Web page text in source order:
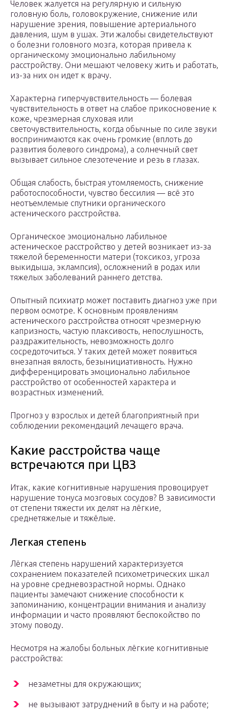
Человек жалуется на регулярную и сильную
головную боль, головокружение, снижение или
нарушение зрения, повышение артериального
давления, шум в ушах. Эти жалобы свидетельствуют
о болезни головного мозга, которая привела к
органическому эмоционально лабильному
расстройству. Они мешают человеку жить и работать,
из-за них он идет к врачу.
Характерна гиперчувствительность — болевая
чувствительность в ответ на слабое прикосновение к
коже, чрезмерная слуховая или
светочувствительность, когда обычные по силе звуки
воспринимаются как очень громкие (вплоть до
развития болевого синдрома), а солнечный свет
вызывает сильное слезотечение и резь в глазах.
Общая слабость, быстрая утомляемость, снижение
работоспособности, чувство бессилия — всё это
неотъемлемые спутники органического
астенического расстройства.
Органическое эмоционально лабильное
астеническое расстройство у детей возникает из-за
тяжелой беременности матери (токсикоз, угроза
выкидыша, эклампсия), осложнений в родах или
тяжелых заболеваний раннего детства.
Опытный психиатр может поставить диагноз уже при
первом осмотре. К основным проявлениям
астенического расстройства относят чрезмерную
капризность, частую плаксивость, непослушность,
раздражительность, невозможность долго
сосредоточиться. У таких детей может появиться
внезапная вялость, безынициативность. Нужно
дифференцировать эмоционально лабильное
расстройство от особенностей характера и
возрастных изменений.
Прогноз у взрослых и детей благоприятный при
соблюдении рекомендаций лечащего врача.
Какие расстройства чаще
встречаются при ЦВЗ
Итак, какие когнитивные нарушения провоцирует
нарушение тонуса мозговых сосудов? В зависимости
от степени тяжести их делят на лёгкие,
среднетяжелые и тяжёлые.
Легкая степень
Лёгкая степень нарушений характеризуется
сохранением показателей психометрических шкал
на уровне средневозрастной нормы. Однако
пациенты замечают снижение способности к
запоминанию, концентрации внимания и анализу
информации и часто проявляют беспокойство по
этому поводу.
Несмотря на жалобы больных лёгкие когнитивные
расстройства:
незаметны для окружающих;
не вызывают затруднений в быту и на работе;